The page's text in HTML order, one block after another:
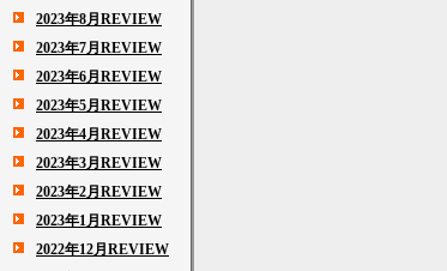
2023年8月REVIEW
2023年7月REVIEW
2023年6月REVIEW
2023年5月REVIEW
2023年4月REVIEW
2023年3月REVIEW
2023年2月REVIEW
2023年1月REVIEW
2022年12月REVIEW